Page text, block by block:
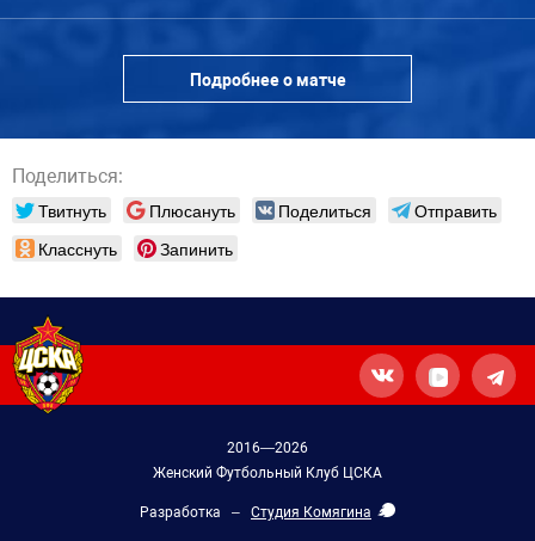
Подробнее о матче
Поделиться:
Твитнуть Плюсануть Поделиться
Отправить
Класснуть
Запинить
2016—2026
Женский Футбольный Клуб ЦСКА
Разработка – Студия Комягина